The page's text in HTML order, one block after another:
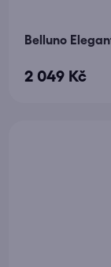
Belluno
2 049 Kč